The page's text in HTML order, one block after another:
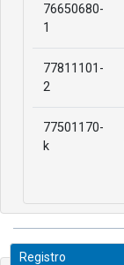
76650680-
1
77811101-
2
77501170-
k
Registro